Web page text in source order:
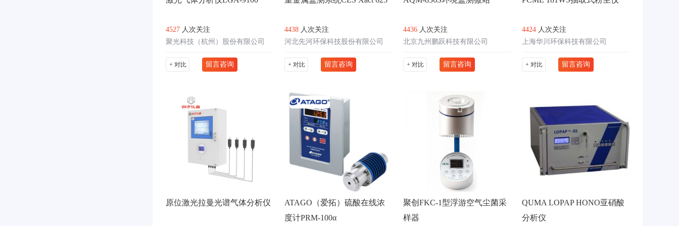
4527 人次关注
聚光科技（杭州）股份有限公司
+ 对比 留言咨询
4438 人次关注
河北先河环保科技股份有限公司
+ 对比 留言咨询
4436 人次关注
北京九州鹏跃科技有限公司
+ 对比 留言咨询
4424 人次关注
上海华川环保科技有限公司
+ 对比 留言咨询
原位激光拉曼光谱气体分析仪
ATAGO（爱拓）硫酸在线浓
度计PRM-100α
聚创FKC-1型浮游空气尘菌采
样器
QUMA LOPAP HONO亚硝酸
分析仪